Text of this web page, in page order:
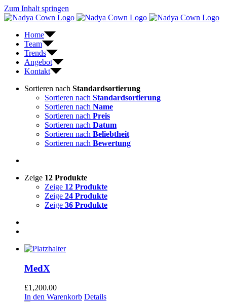
Zum Inhalt springen
Home
Team
Trends
Angebot
Kontakt
Sortieren nach Standardsortierung
Sortieren nach Standardsortierung
Sortieren nach Name
Sortieren nach Preis
Sortieren nach Datum
Sortieren nach Beliebtheit
Sortieren nach Bewertung
Zeige 12 Produkte
Zeige 12 Produkte
Zeige 24 Produkte
Zeige 36 Produkte
MedX
£1,200.00
In den Warenkorb Details